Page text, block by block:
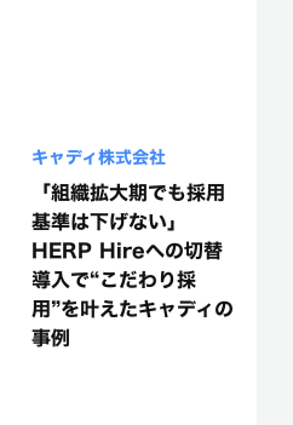
キャディ株式会社
「組織拡大期でも採用
基準は下げない」
HERP Hireへの切替
導入で“こだわり採
用”を叶えたキャディの
事例